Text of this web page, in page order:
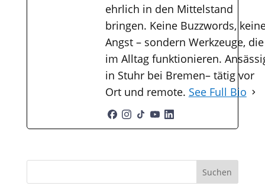
ehrlich in den Mittelstand
bringen. Keine Buzzwords,
Angst – sondern Werkzeuge, die
im Alltag funktionieren.
in Stuhr bei Bremen– tätig vor
Ort und remote. See Full Bio
Suchen